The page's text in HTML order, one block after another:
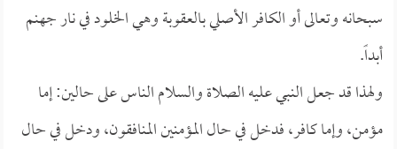
سبحانه وتعالى أو الكافر الأصلي بالعقوبة وهي الخلود في نار جهنم
أبداً.
ولهذا قد جعل النبي عليه الصلاة والسلام الناس على حالين: إما
مؤمن، وإما كافر، فدخل في حال المؤمنين المنافقون، ودخل في حال